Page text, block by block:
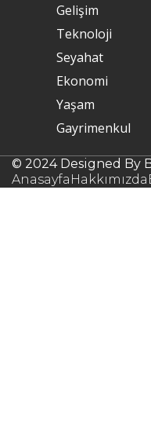
Gelişim
Teknoloji
Seyahat
Ekonomi
Yaşam
Gayrimenkul
© 2024 Designed By
Anasayfa Hakkımızda